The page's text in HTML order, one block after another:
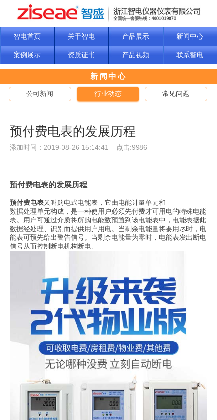
智电首页 关于智电 产品展示 新闻中心
案例展示 资质证书 产品视频 联系智电
新闻中心
公司新闻 行业动态 常见问题
预付费电表的发展历程
添加时间：2019-08-26 15:14:41 点击:9986
预付费电表的发展历程
预付费电表又叫购电式电能表，它由电能计量单元和
数据处理单元构成，是一种使用户必须先付费才可用电的特殊电能
表。用户可通过介质将所购电能数预置到该电能表中，电能表据此
数据经处理、识别而提供用户用电。当剩余电能量将要用尽时，电
能表可预先给出警告信号。当剩余电能量为零时，电能表发出断电
信号从而控制断电机构断电。